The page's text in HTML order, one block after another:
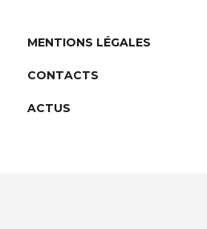
MENTIONS LÉGALES
CONTACTS
ACTUS